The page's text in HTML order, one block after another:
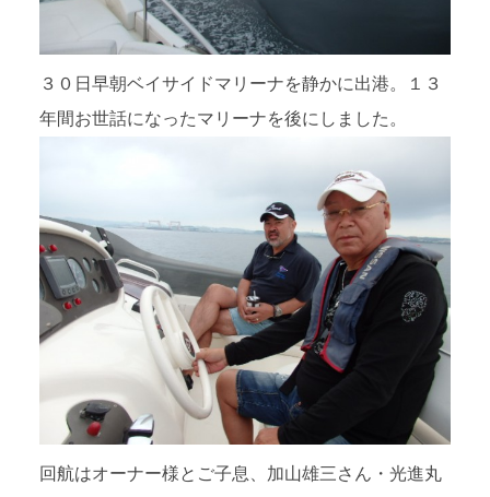
３０日早朝ベイサイドマリーナを静かに出港。１３
年間お世話になったマリーナを後にしました。
回航はオーナー様とご子息、加山雄三さん・光進丸